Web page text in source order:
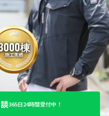
棟
施工実績
365日24時間受付中！